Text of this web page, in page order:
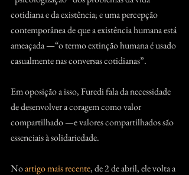
cotidiana e da existência; e uma percepção
contemporânea de que a existência humana está
ameaçada —“o termo extinção humana é usado
casualmente nas conversas cotidianas”.
Em oposição a isso, Furedi fala da necessidade
de desenvolver a coragem como valor
compartilhado —e valores compartilhados são
essenciais à solidariedade.
No artigo mais recente, de 2 de abril, ele volta a